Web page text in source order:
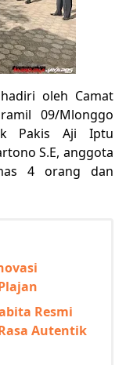
oleh Camat
09/Mlonggo
Pakis Aji Iptu
S.E, anggota
4 orang dan
Resmi
Autentik